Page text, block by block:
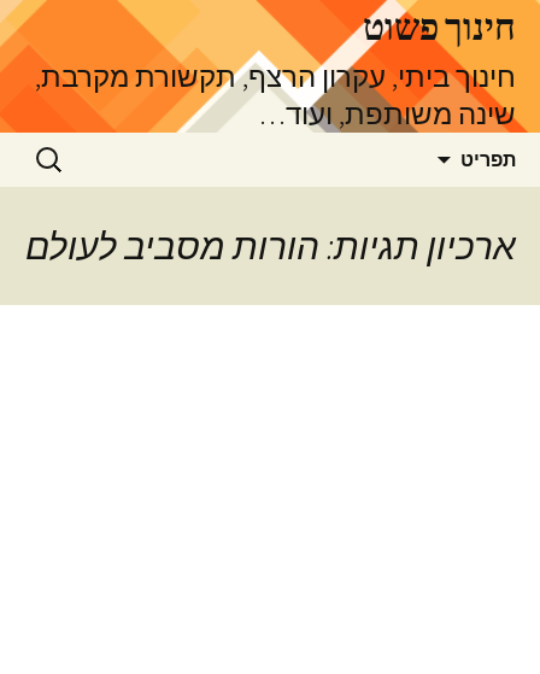
לדלג
לתוכןחינוך פשוט
חינוך ביתי, עקרון הרצף, תקשורת מקרבת,
שינה משותפת, ועוד…
תפריט חיפוש:
ארכיון תגיות: הורות מסביב לעולם